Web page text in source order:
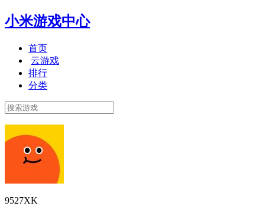
小米游戏中心
首页
云游戏
排行
分类
9527XK